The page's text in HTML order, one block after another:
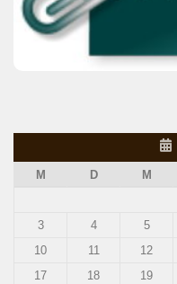
M
D M
3
4 5
10
11 12
17
18 19